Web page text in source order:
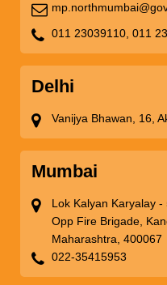
011 23039110, 011
Delhi
Vanijya Bhawan, 16,
Mumbai
Lok Kalyan Karyalay
Opp Fire Brigade,
Maharashtra, 400067
022-35415953